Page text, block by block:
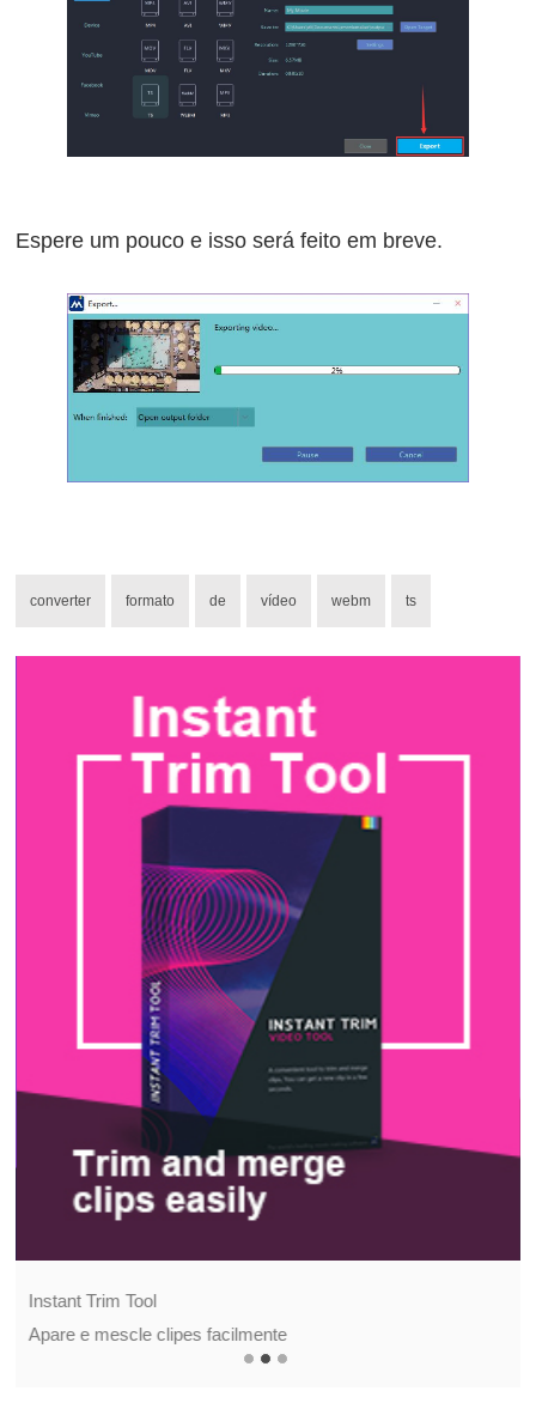
Espere um pouco e isso será feito em breve.
converter formato de vídeo webm ts
Instant Trim Tool
Apare e mescle clipes facilmente